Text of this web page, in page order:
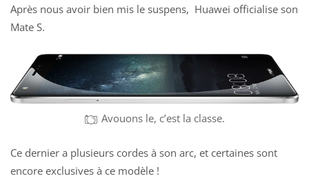
Après nous avoir bien mis le suspens, Huawei officialise son
Mate S.
Avouons le, c’est la classe.
Ce dernier a plusieurs cordes à son arc, et certaines sont
encore exclusives à ce modèle !